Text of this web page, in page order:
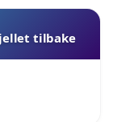
tilbake